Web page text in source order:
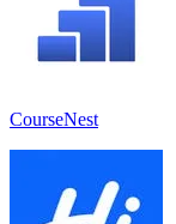
CourseNest